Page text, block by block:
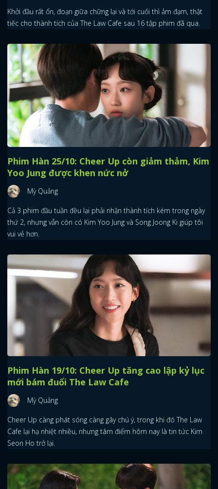
Khởi đầu rất ổn, đoạn giữa chững lại và tới cuối thì ảm đạm, thật
tiếc cho thành tích của The Law Cafe sau 16 tập phim đã qua.
Phim Hàn 25/10: Cheer Up còn giảm thảm, Kim
Yoo Jung được khen nức nở
Mỳ Quảng
Cả 3 phim đầu tuần đều lại phải nhận thành tích kém trong ngày
thứ 2, nhưng vẫn còn có Kim Yoo Jung và Song Joong Ki giúp tôi
vui vẻ hơn.
Phim Hàn 19/10: Cheer Up tăng cao lập kỷ lục
mới bám đuổi The Law Cafe
Mỳ Quảng
Cheer Up càng phát sóng càng gây chú ý, trong khi đó The Law
Cafe lại hạ nhiệt nhiều, nhưng tâm điểm hôm nay là tin tức Kim
Seon Ho trở lại.